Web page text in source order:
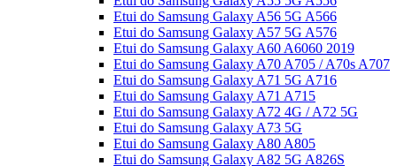
Etui do Samsung Galaxy A56 5G A566
Etui do Samsung Galaxy A57 5G A576
Etui do Samsung Galaxy A60 A6060 2019
Etui do Samsung Galaxy A70 A705 / A70s A707
Etui do Samsung Galaxy A71 5G A716
Etui do Samsung Galaxy A71 A715
Etui do Samsung Galaxy A72 4G / A72 5G
Etui do Samsung Galaxy A73 5G
Etui do Samsung Galaxy A80 A805
Etui do Samsung Galaxy A82 5G A826S